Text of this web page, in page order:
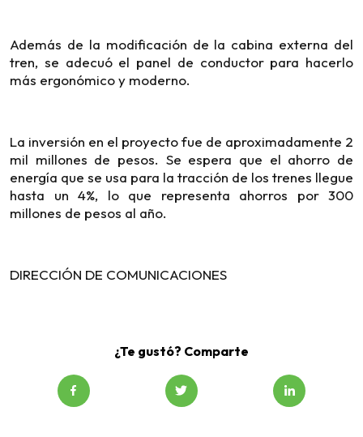
Además de la modificación de la cabina externa del
tren, se adecuó el panel de conductor para hacerlo
más ergonómico y moderno.
La inversión en el proyecto fue de aproximadamente 2
mil millones de pesos. Se espera que el ahorro de
energía que se usa para la tracción de los trenes llegue
hasta un 4%, lo que representa ahorros por 300
millones de pesos al año.
DIRECCIÓN DE COMUNICACIONES
¿Te gustó? Comparte